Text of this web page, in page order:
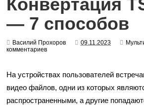
Конвертация
— 7 способов
Василий Прохоров 09.11.2023
комментариев
На устройствах пользователей
видео файлов, одни из которых
распространенными, а другие